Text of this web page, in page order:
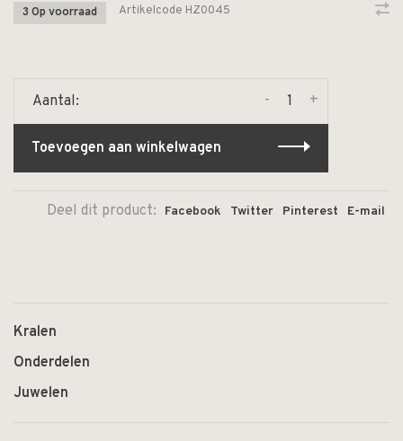
3 Op voorraad Artikelcode HZ0045
Aantal: +
-
Toevoegen aan winkelwagen
Deel dit product: Facebook Twitter Pinterest E-mail
Kralen
Onderdelen
Juwelen